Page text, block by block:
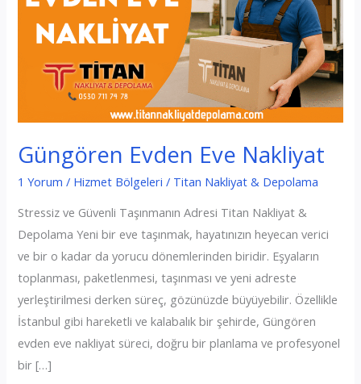
Güngören Evden Eve Nakliyat
1 Yorum / Hizmet Bölgeleri / Titan Nakliyat & Depolama
Stressiz ve Güvenli Taşınmanın Adresi Titan Nakliyat &
Depolama Yeni bir eve taşınmak, hayatınızın heyecan verici
ve bir o kadar da yorucu dönemlerinden biridir. Eşyaların
toplanması, paketlenmesi, taşınması ve yeni adreste
yerleştirilmesi derken süreç, gözünüzde büyüyebilir. Özellikle
İstanbul gibi hareketli ve kalabalık bir şehirde, Güngören
evden eve nakliyat süreci, doğru bir planlama ve profesyonel
bir […]